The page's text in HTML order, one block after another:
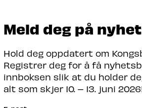
Les mer
Meld deg på
Hold deg oppdatert om
Registrer deg for å få
innboksen slik at du holder
alt som skjer 10. – 13. juni